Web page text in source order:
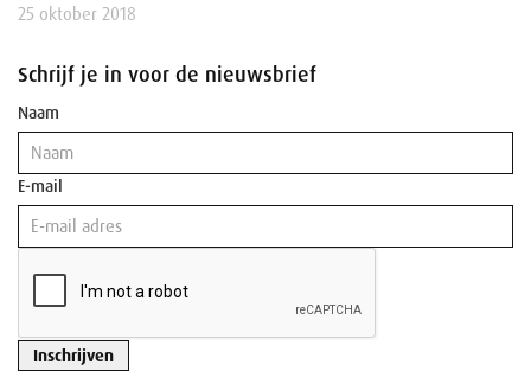
25 oktober 2018
Schrijf je in voor de nieuwsbrief
Naam
E-mail
Inschrijven